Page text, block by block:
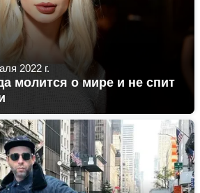
2022 г.
молится о мире и не спит